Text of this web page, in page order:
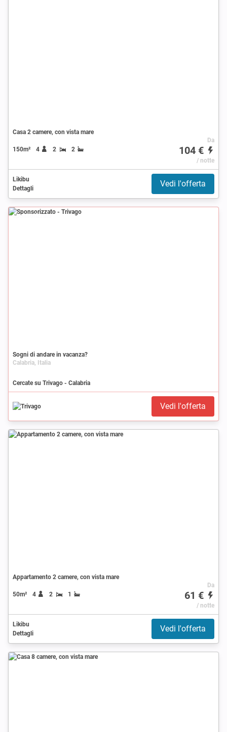
Casa 2 camere, con vista mare
150m² 4 2 2
Da
104 €
/ notte
Likibu
Dettagli
Vedi l'offerta
Sponsorizzato
Sogni di andare in vacanza?
Calabria, Italia
Cercate su Trivago - Calabria
Vedi l'offerta
Appartamento 2 camere, con vista mare
50m² 4 2 1
Da
61 €
/ notte
Likibu
Dettagli
Vedi l'offerta